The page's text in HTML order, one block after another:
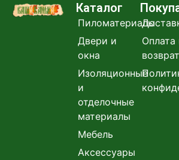
Каталог
Пиломатериалы
Двери и
окна
Изоляционные
и
отделочные
материалы
Мебель
Аксессуары
Оплата
возврат